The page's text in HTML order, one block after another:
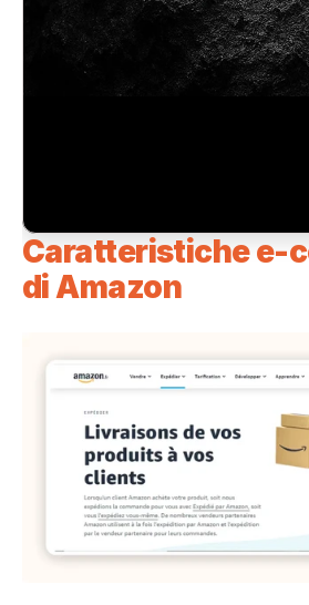
Caratteristiche e-
di Amazon